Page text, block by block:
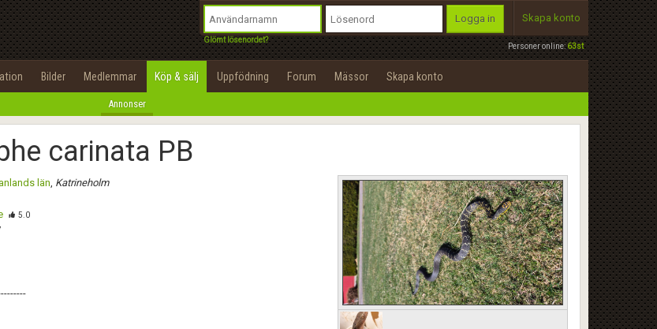
Personer online:63st
Logga in
Glömt lösenordet?
Skapa konto
Bilder Medlemmar Köp & sälj Uppfödning Forum Mässor Skapa konto
Annonser
carinata PB
län, Katrineholm
5.0
Positiva Negativa
Spara
Betygsätt
Utför
100%
OK
Service
nytt lösenord
Tillbaka till förstasidan